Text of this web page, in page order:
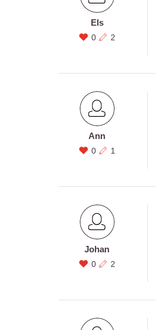
Els
0 2
Ann
0 1
Johan
0 2